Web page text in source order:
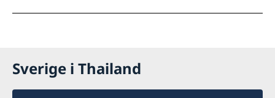
Sverige i Thailand